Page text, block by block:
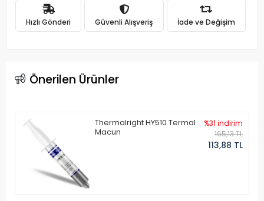
Hızlı Gönderi Güvenli Alışveriş İade ve Değişim
Önerilen Ürünler
Thermalright HY510 Termal
Macun
%31 indirim
165,13 TL
113,88 TL